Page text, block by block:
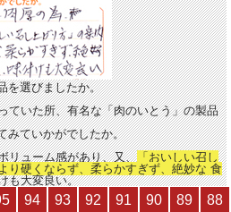
を選びましたか。
ていた所、有名な「肉のいとう」の製品
みていかがでしたか。
リューム感があり、又、 「おいしい召し
り硬くならず、柔らかすぎず、絶妙な 食
も大変良い。